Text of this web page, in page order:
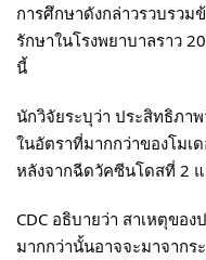
การศึกษาดังกล่าวรวบรว
รักษาในโรงพยาบาลราว
นี้
นักวิจัยระบุว่า ประสิทธิภา
ในอัตราที่มากกว่าของโมเ
หลังจากฉีดวัคซีนโดสที่ 2
CDC อธิบายว่า สาเหตุขอ
มากกว่านั้นอาจจะมาจากร